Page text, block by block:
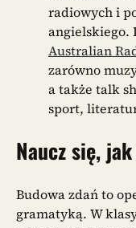
radiowych i
angielskiego.
Australian
zarówno
a także talk
sport,
Naucz się,
Budowa zdań to
gramatyką. W